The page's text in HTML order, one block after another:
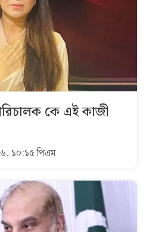
কে এই কাজী
১০:১৫ পিএম